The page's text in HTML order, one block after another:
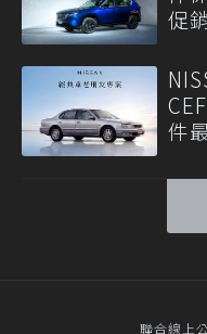
促
件
聯合線上